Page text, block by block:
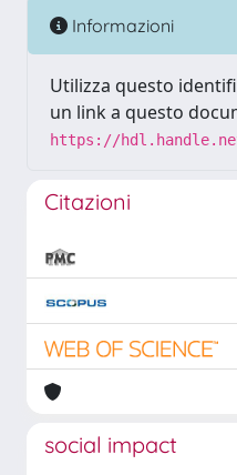
Informazioni
Utilizza questo
un link a questo
https://
Citazioni
social impact